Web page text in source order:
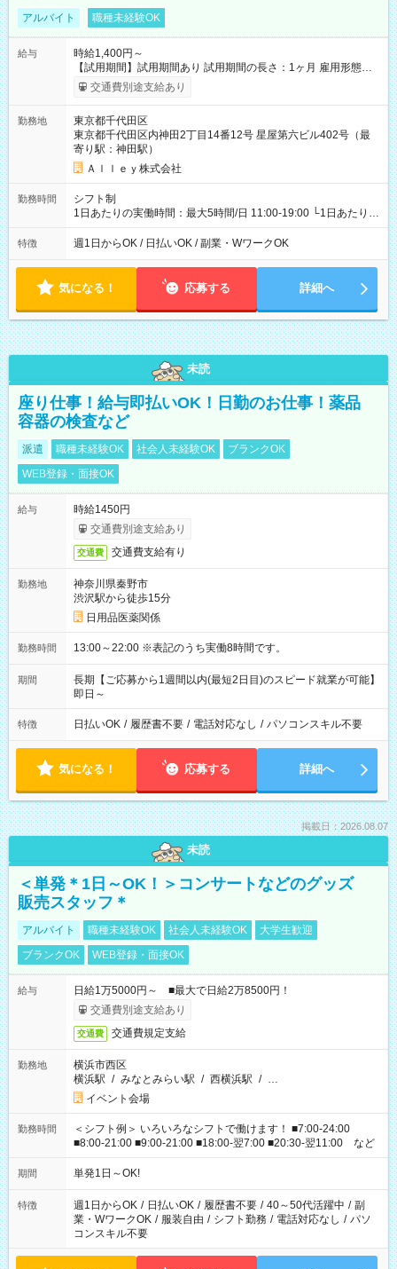
アルバイト 職種未経験OK
給与
時給1,400円～
【試用期間】試用期間あり 試用期間の長さ：1ヶ月 雇用形態、
給与は本採用時と同じです。
交通費別途支給あり
勤務地
東京都千代田区
東京都千代田区内神田2丁目14番12号 星屋第六ビル402号（最
寄り駅：神田駅）
Ａｌｌｅｙ株式会社
勤務時間
シフト制
1日あたりの実働時間：最大5時間/日 11:00-19:00 └1日あたりの
実働時間：1-5時間 └上記の時間帯内であれば、いつでも勤務可
能！ └平日・土曜日の中で、お好きな曜日でご勤務いただけま
18:00 などのように、自由な働き方が可能なお仕事です！
特徴 週1日からOK / 日払いOK / 副業・WワークOK
気になる！ 応募する 詳細へ
未読
座り仕事！給与即払いOK！日勤のお仕事！薬品
容器の検査など
派遣 職種未経験OK 社会人未経験OK
ブランクOK
WEB登録・面接OK
給与
時給1450円
交通費別途支給あり
交通費 交通費支給有り
勤務地
神奈川県秦野市
渋沢駅から徒歩15分
日用品医薬関係
勤務時間 13:00～22:00 ※表記のうち実働8時間です。
期間
長期【ご応募から1週間以内(最短2日目)のスピード就業が可能】
即日～
特徴 日払いOK / 履歴書不要 / 電話対応なし / パソコンスキル不要
気になる！ 応募する 詳細へ
掲載日：2026.08.07
未読
＜単発＊1日～OK！＞コンサートなどのグッズ
販売スタッフ＊
アルバイト 職種未経験OK 社会人未経験OK
大学生歓迎
ブランクOK
WEB登録・面接OK
給与
日給1万5000円～ ■最大で日給2万8500円！
交通費別途支給あり
交通費 交通費規定支給
勤務地
横浜市西区
横浜駅 / みなとみらい駅 / 西横浜駅 / …
イベント会場
勤務時間
＜シフト例＞ いろいろなシフトで働けます！ ■7:00-24:00
■8:00-21:00 ■9:00-21:00 ■18:00-翌7:00 ■20:30-翌11:00 など
期間 単発1日～OK!
特徴 週1日からOK / 日払いOK / 履歴書不要 / 40～50代活躍中 / 副
業・WワークOK / 服装自由 / シフト勤務 / 電話対応なし / パソ
コンスキル不要